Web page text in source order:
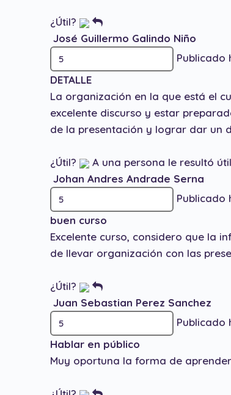
¿Útil?
José Guillermo Galindo Niño
Publicado
DETALLE
La organización en la que está el
excelente discurso y estar
de la presentación y lograr dar un
¿Útil?
A una persona le resultó
Johan Andres Andrade Serna
Publicado
buen curso
Excelente curso, considero que la
de llevar organización con las
¿Útil?
Juan Sebastian Perez Sanchez
Publicado
Hablar en público
Muy oportuna la forma de